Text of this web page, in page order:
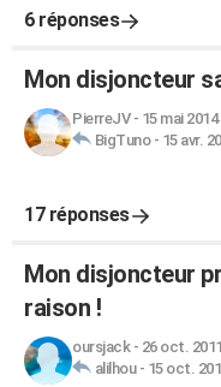
6 réponses
Mon disjoncteur
PierreJV- 15 mai 2014
BigTuno- 15 avr.
17 réponses
Mon disjoncteur
raison !
oursjack- 26 oct.
alilhou- 15 oct.